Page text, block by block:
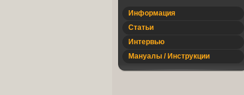
Информация
Статьи
Интервью
Мануалы / Инструкции